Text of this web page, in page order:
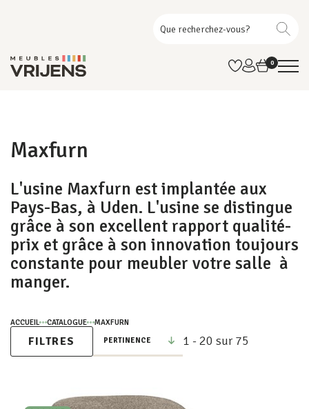
0
Maxfurn
L'usine Maxfurn est implantée aux
Pays-Bas, à Uden. L'usine se distingue
grâce à son excellent rapport qualité-
prix et grâce à son innovation toujours
constante pour meubler votre salle à
manger.
ACCUEIL CATALOGUE MAXFURN
FILTRES 1 - 20 sur 75